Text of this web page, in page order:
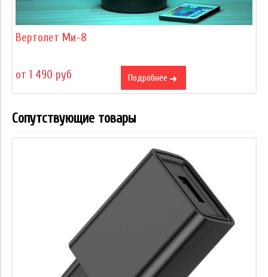
Вертолет Ми-8
от 1 490 руб Подробнее
Сопутствующие товары